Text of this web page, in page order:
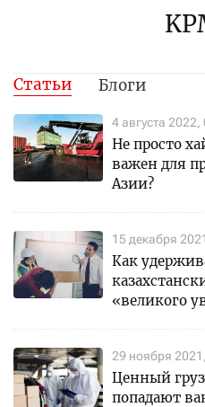
Статьи Блоги
4 августа 2022,
Не просто
важен для
Азии?
15 декабря
Как
«великого
29 ноября
Ценный
попадают